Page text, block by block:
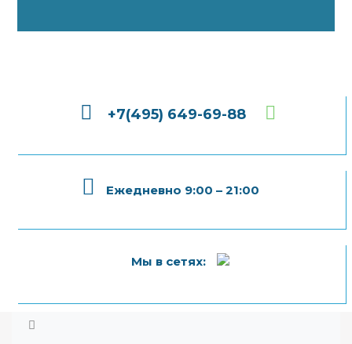
+7(495) 649-69-88
Ежедневно 9:00 – 21:00
Мы в сетях: